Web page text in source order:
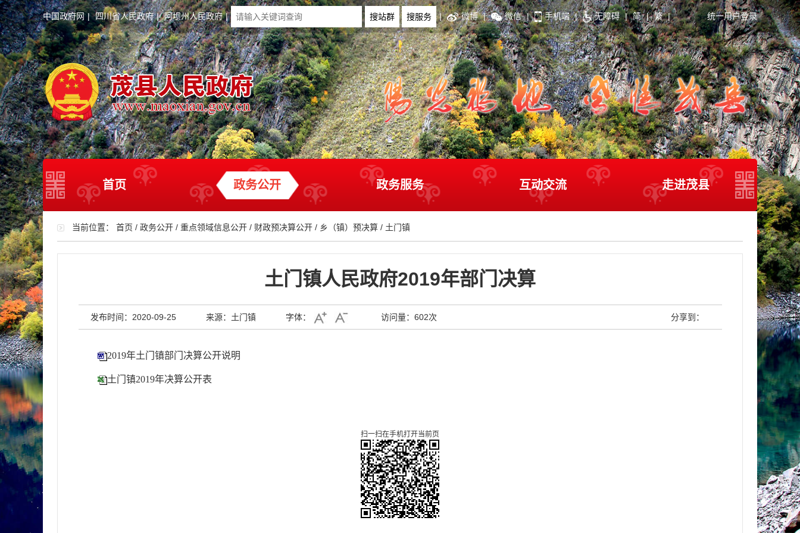
中国政府网 | 四川省人民政府 | 阿坝州人民政府 | | 微博 | 微信 | 手机端 | 无障碍 | 简 | 繁 | 统一用户登录
首页 政务公开 政务服务 互动交流 走进茂县
当前位置： 首页 / 政务公开 / 重点领域信息公开 / 财政预决算公开 / 乡（镇）预决算 / 土门镇
土门镇人民政府2019年部门决算
发布时间：2020-09-25 来源：土门镇 字体： 访问量： 602次 分享到：
2019年土门镇部门决算公开说明
土门镇2019年决算公开表
扫一扫在手机打开当前页